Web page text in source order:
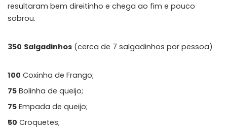
resultaram bem direitinho e chega ao fim e pouco
sobrou.
350 Salgadinhos (cerca de 7 salgadinhos por pessoa)
100 Coxinha de Frango;
75 Bolinha de queijo;
75 Empada de queijo;
50 Croquetes;